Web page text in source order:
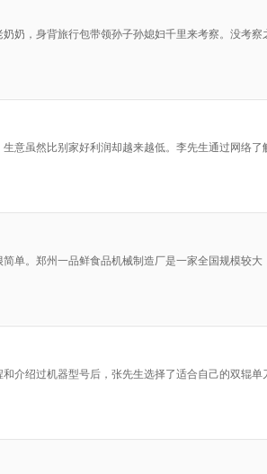
奶，身背旅行包带领孙子孙媳妇千里来考察。没考
虽然比别家好利润却越来越低。李先生通过网络
。郑州一品鲜食品机械制造厂是一家全国规模较
绍过机器型号后，张先生选择了适合自己的双辊